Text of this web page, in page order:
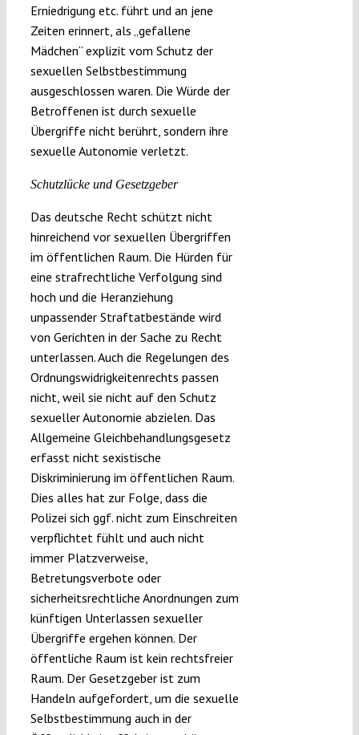
Erniedrigung etc. führt und an jene
Zeiten erinnert, als „gefallene
Mädchen“ explizit vom Schutz der
sexuellen Selbstbestimmung
ausgeschlossen waren. Die Würde der
Betroffenen ist durch sexuelle
Übergriffe nicht berührt, sondern ihre
sexuelle Autonomie verletzt.
Schutzlücke und Gesetzgeber
Das deutsche Recht schützt nicht
hinreichend vor sexuellen Übergriffen
im öffentlichen Raum. Die Hürden für
eine strafrechtliche Verfolgung sind
hoch und die Heranziehung
unpassender Straftatbestände wird
von Gerichten in der Sache zu Recht
unterlassen. Auch die Regelungen des
Ordnungswidrigkeitenrechts passen
nicht, weil sie nicht auf den Schutz
sexueller Autonomie abzielen. Das
Allgemeine Gleichbehandlungsgesetz
erfasst nicht sexistische
Diskriminierung im öffentlichen Raum.
Dies alles hat zur Folge, dass die
Polizei sich ggf. nicht zum Einschreiten
verpflichtet fühlt und auch nicht
immer Platzverweise,
Betretungsverbote oder
sicherheitsrechtliche Anordnungen zum
künftigen Unterlassen sexueller
Übergriffe ergehen können. Der
öffentliche Raum ist kein rechtsfreier
Raum. Der Gesetzgeber ist zum
Handeln aufgefordert, um die sexuelle
Selbstbestimmung auch in der